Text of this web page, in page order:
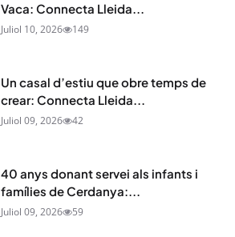
Vaca: Connecta Lleida...
Juliol 10, 2026 149
Un casal d’estiu que obre temps de
crear: Connecta Lleida...
Juliol 09, 2026 42
40 anys donant servei als infants i
famílies de Cerdanya:...
Juliol 09, 2026 59